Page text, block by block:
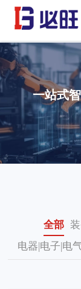
一站式
首页 > 成功案例
全部
电器|电子|电